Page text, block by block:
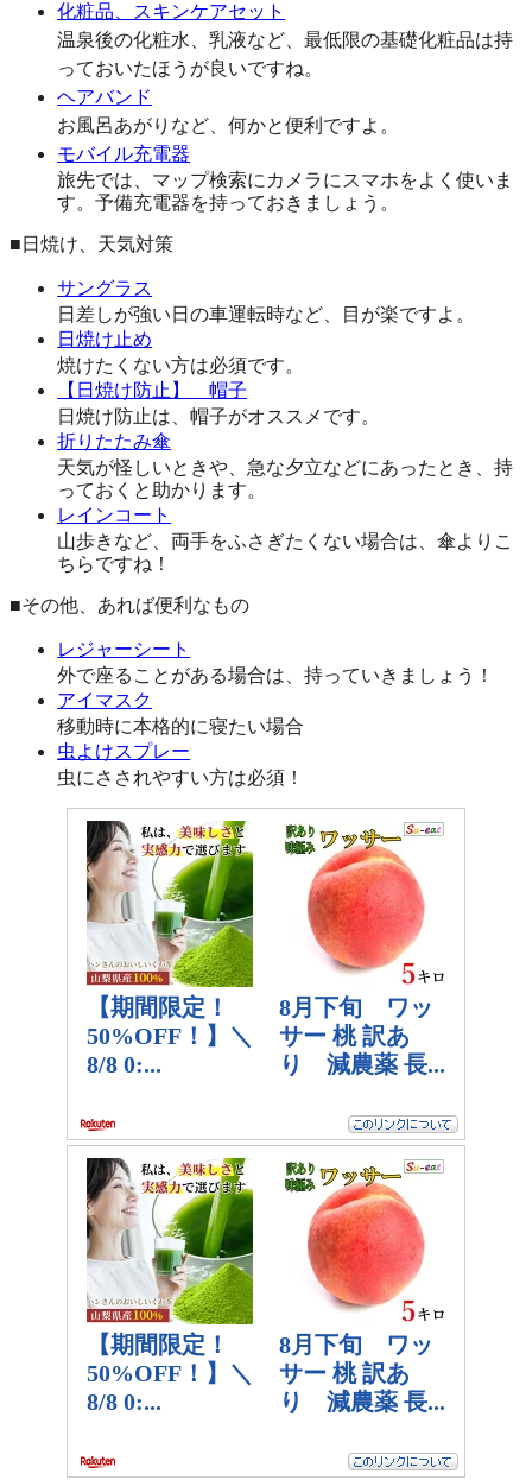
化粧品、スキンケアセット
温泉後の化粧水、乳液など、最低限の基礎化粧品は持
っておいたほうが良いですね。
ヘアバンド
お風呂あがりなど、何かと便利ですよ。
モバイル充電器
旅先では、マップ検索にカメラにスマホをよく使いま
す。予備充電器を持っておきましょう。
■日焼け、天気対策
サングラス
日差しが強い日の車運転時など、目が楽ですよ。
日焼け止め
焼けたくない方は必須です。
【日焼け防止】 帽子
日焼け防止は、帽子がオススメです。
折りたたみ傘
天気が怪しいときや、急な夕立などにあったとき、持
っておくと助かります。
レインコート
山歩きなど、両手をふさぎたくない場合は、傘よりこ
ちらですね！
■その他、あれば便利なもの
レジャーシート
外で座ることがある場合は、持っていきましょう！
アイマスク
移動時に本格的に寝たい場合
虫よけスプレー
虫にさされやすい方は必須！